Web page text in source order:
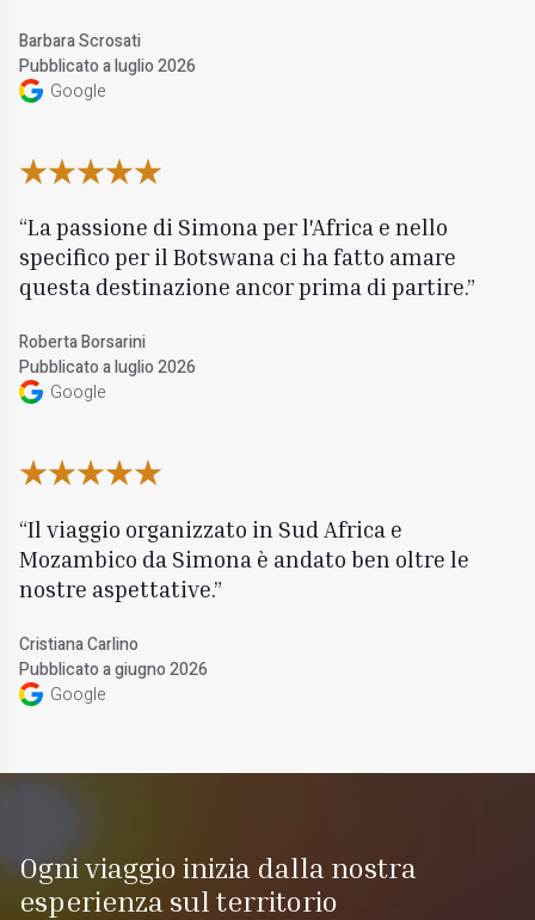
Barbara Scrosati
Pubblicato a luglio 2026
Google
La passione di Simona per l'Africa e nello
specifico per il Botswana ci ha fatto amare
questa destinazione ancor prima di partire.
Roberta Borsarini
Pubblicato a luglio 2026
Google
Il viaggio organizzato in Sud Africa e
Mozambico da Simona è andato ben oltre le
nostre aspettative.
Cristiana Carlino
Pubblicato a giugno 2026
Google
Ogni viaggio inizia dalla nostra
esperienza sul territorio